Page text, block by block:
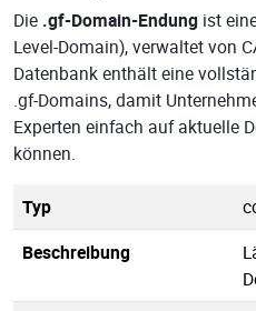
Die .gf-Domain-Endung ist
Level-Domain), verwaltet von
Datenbank enthält eine
.gf-Domains, damit
Experten einfach auf aktuelle
können.
Typ
Beschreibung